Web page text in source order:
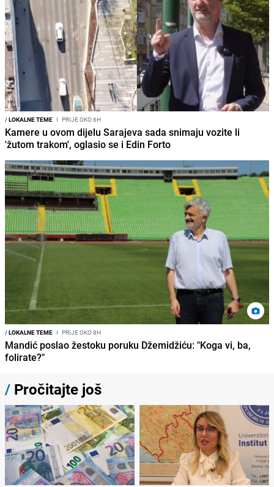
/LOKALNE TEME I PRIJE OKO 6H
Kamere u ovom dijelu Sarajeva sada snimaju vozite li
'žutom trakom', oglasio se i Edin Forto
/LOKALNE TEME I PRIJE OKO 8H
Mandić poslao žestoku poruku Džemidžiću: "Koga vi, ba,
folirate?"
/ Pročitajte još